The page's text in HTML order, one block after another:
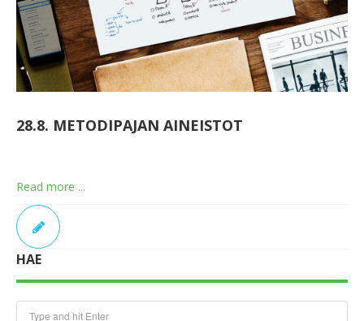
28.8. METODIPAJAN AINEISTOT
Read more ...
HAE